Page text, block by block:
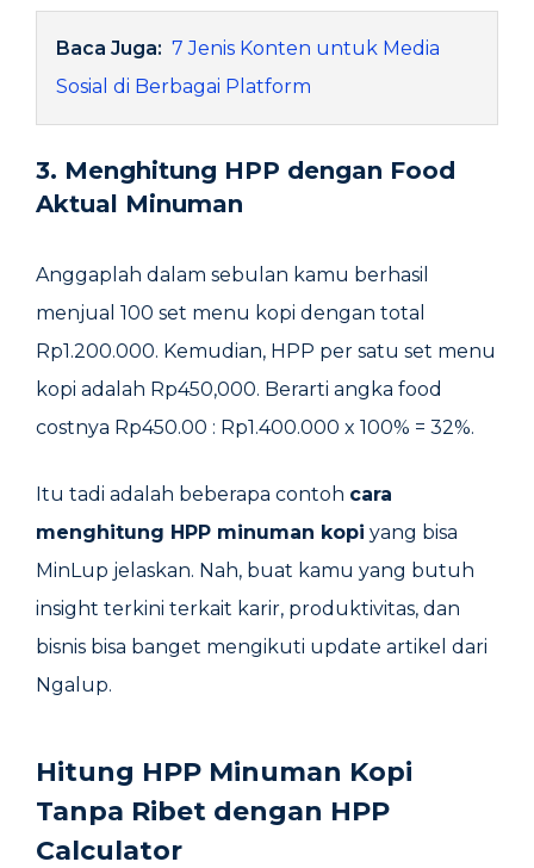
Baca Juga: 7 Jenis Konten untuk Media
Sosial di Berbagai Platform
3. Menghitung HPP dengan Food
Aktual Minuman
Anggaplah dalam sebulan kamu berhasil
menjual 100 set menu kopi dengan total
Rp1.200.000. Kemudian, HPP per satu set menu
kopi adalah Rp450,000. Berarti angka food
costnya Rp450.00 : Rp1.400.000 x 100% = 32%.
Itu tadi adalah beberapa contoh cara
menghitung HPP minuman kopi yang bisa
MinLup jelaskan. Nah, buat kamu yang butuh
insight terkini terkait karir, produktivitas, dan
bisnis bisa banget mengikuti update artikel dari
Ngalup.
Hitung HPP Minuman Kopi
Tanpa Ribet dengan HPP
Calculator